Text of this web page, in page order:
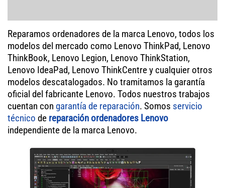
Reparamos ordenadores de la marca Lenovo, todos los
modelos del mercado como Lenovo ThinkPad, Lenovo
ThinkBook, Lenovo Legion, Lenovo ThinkStation,
Lenovo IdeaPad, Lenovo ThinkCentre y cualquier otros
modelos descatalogados. No tramitamos la garantía
oficial del fabricante Lenovo. Todos nuestros trabajos
cuentan con garantía de reparación. Somos servicio
técnico de reparación ordenadores Lenovo
independiente de la marca Lenovo.